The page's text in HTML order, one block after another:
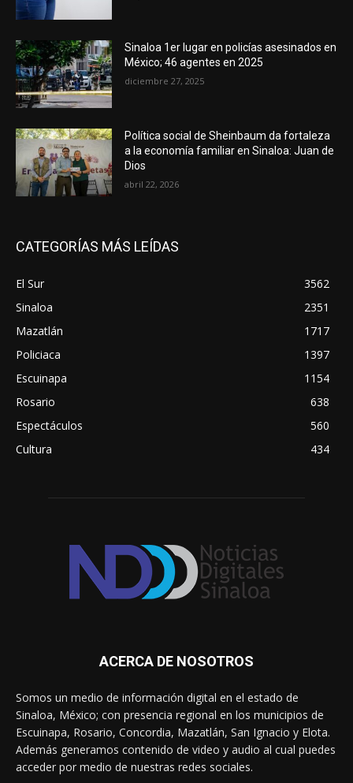
Sinaloa 1er lugar en policías asesinados en
México; 46 agentes en 2025
diciembre 27, 2025
Política social de Sheinbaum da fortaleza
a la economía familiar en Sinaloa: Juan de
Dios
abril 22, 2026
CATEGORÍAS MÁS LEÍDAS
El Sur
3562
Sinaloa
2351
Mazatlán
1717
Policiaca
1397
Escuinapa
1154
Rosario
638
Espectáculos
560
Cultura
434
ACERCA DE NOSOTROS
Somos un medio de información digital en el estado de
Sinaloa, México; con presencia regional en los municipios de
Escuinapa, Rosario, Concordia, Mazatlán, San Ignacio y Elota.
Además generamos contenido de video y audio al cual puedes
acceder por medio de nuestras redes sociales.